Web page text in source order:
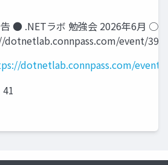
● .NETラボ 勉強会 2026年6月 ○
dotnetlab.connpass.com/event/
dotnetlab.connpass.com/event/